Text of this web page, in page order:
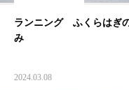
ランニング ふくらはぎ
み
2024.03.08